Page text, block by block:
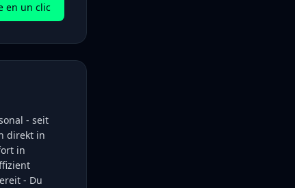
en un clic
- seit
direkt in
in
- Du